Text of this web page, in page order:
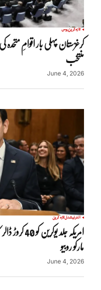
تازہ ترینروس
کرغزستان پہلی بار اقوامِ
منتخب
June 4, 2026
انٹرنیشنلتازہ ترین
امریکہ جلد
مارکو روبیو
June 4, 2026